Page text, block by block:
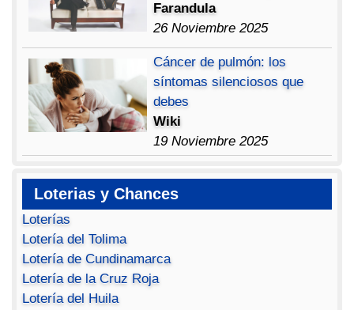
Farandula
26 Noviembre 2025
Cáncer de pulmón: los
síntomas silenciosos que
debes
Wiki
19 Noviembre 2025
Loterias y Chances
Loterías
Lotería del Tolima
Lotería de Cundinamarca
Lotería de la Cruz Roja
Lotería del Huila